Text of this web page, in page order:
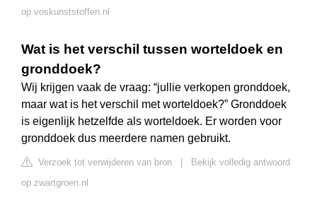
op voskunststoffen.nl
Wat is het verschil tussen worteldoek en
gronddoek?
Wij krijgen vaak de vraag: “jullie verkopen gronddoek,
maar wat is het verschil met worteldoek?” Gronddoek
is eigenlijk hetzelfde als worteldoek. Er worden voor
gronddoek dus meerdere namen gebruikt.
Verzoek tot verwijderen van bron
Bekijk volledig antwoord
op zwartgroen.nl